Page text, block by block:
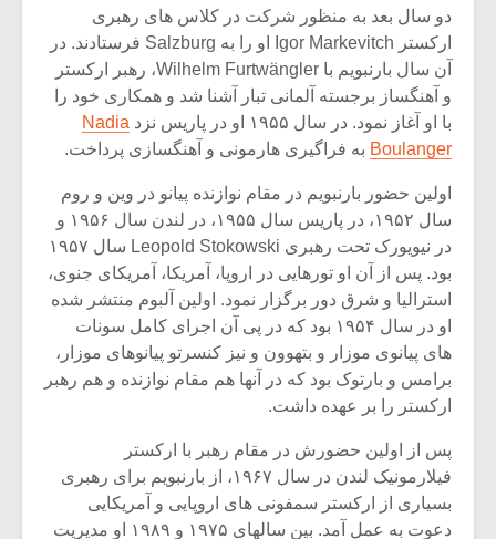
دو سال بعد به منظور شرکت در کلاس های رهبری
ارکستر Igor Markevitch او را به Salzburg فرستادند. در
آن سال بارنبویم با Wilhelm Furtwängler، رهبر ارکستر
و آهنگساز برجسته آلمانی تبار آشنا شد و همکاری خود را
با او آغاز نمود. در سال ۱۹۵۵ او در پاریس نزد
Nadia
Boulanger به فراگیری هارمونی و آهنگسازی پرداخت.
اولین حضور بارنبویم در مقام نوازنده پیانو در وین و روم
سال ۱۹۵۲، در پاریس سال ۱۹۵۵، در لندن سال ۱۹۵۶ و
در نیویورک تحت رهبری Leopold Stokowski سال ۱۹۵۷
بود. پس از آن او تورهایی در اروپا، آمریکا، آمریکای جنوی،
استرالیا و شرق دور برگزار نمود. اولین آلبوم منتشر شده
او در سال ۱۹۵۴ بود که در پی آن اجرای کامل سونات
های پیانوی موزار و بتهوون و نیز کنسرتو پیانوهای موزار،
برامس و بارتوک بود که در آنها هم مقام نوازنده و هم رهبر
ارکستر را بر عهده داشت.
پس از اولین حضورش در مقام رهبر با ارکستر
فیلارمونیک لندن در سال ۱۹۶۷، از بارنبویم برای رهبری
بسیاری از ارکستر سمفونی های اروپایی و آمریکایی
دعوت به عمل آمد. بین سالهای ۱۹۷۵ و ۱۹۸۹ او مدیریت